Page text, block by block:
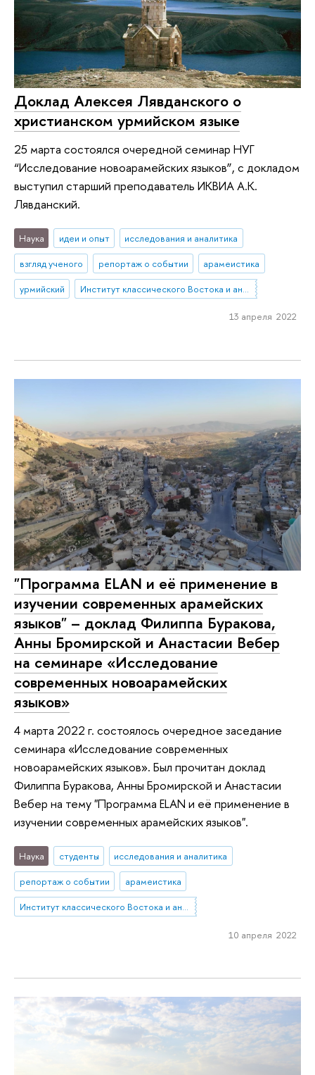
Доклад Алексея Лявданского о
христианском урмийском языке
25 марта состоялся очередной семинар НУГ
“Исследование новоарамейских языков”, с докладом
выступил старший преподаватель ИКВИА А.К.
Лявданский.
Наука идеи и опыт
исследования и аналитика
взгляд ученого
репортаж о событии
арамеистика
урмийский
Институт классического Востока и античности
13 апреля 2022
"Программа ELAN и её применение в
изучении современных арамейских
языков" – доклад Филиппа Буракова,
Анны Бромирской и Анастасии Вебер
на семинаре «Исследование
современных новоарамейских
языков»
4 марта 2022 г. состоялось очередное заседание
семинара «Исследование современных
новоарамейских языков». Был прочитан доклад
Филиппа Буракова, Анны Бромирской и Анастасии
Вебер на тему "Программа ELAN и её применение в
изучении современных арамейских языков".
Наука студенты
исследования и аналитика
репортаж о событии
арамеистика
Институт классического Востока и античности
10 апреля 2022